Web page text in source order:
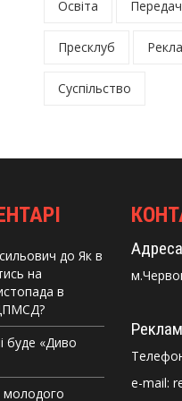
Освіта
Пресклуб
Суспільство
до Як в
на
в
буде «Диво
молодого
e-mail: